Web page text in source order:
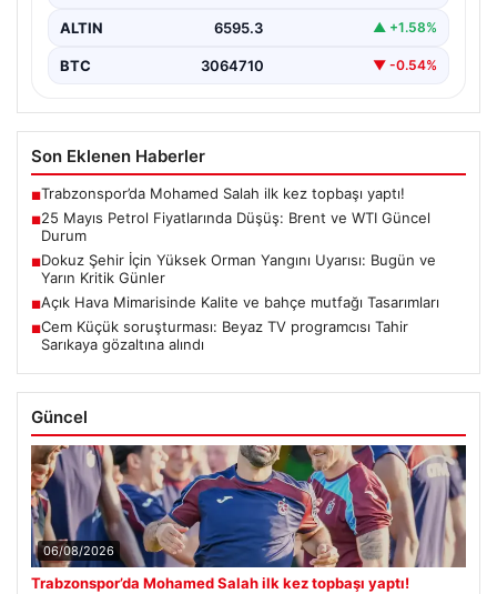
ALTIN 6595.3 ▲ +1.58%
BTC 3064710 ▼ -0.54%
Son Eklenen Haberler
■Trabzonspor’da Mohamed Salah ilk kez topbaşı yaptı!
■25 Mayıs Petrol Fiyatlarında Düşüş: Brent ve WTI Güncel
Durum
■Dokuz Şehir İçin Yüksek Orman Yangını Uyarısı: Bugün ve
Yarın Kritik Günler
■Açık Hava Mimarisinde Kalite ve bahçe mutfağı Tasarımları
■Cem Küçük soruşturması: Beyaz TV programcısı Tahir
Sarıkaya gözaltına alındı
Güncel
06/08/2026
Trabzonspor’da Mohamed Salah ilk kez topbaşı yaptı!